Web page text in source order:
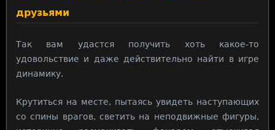
друзьями
Так вам удастся получить хоть какое-то
удовольствие и даже действительно найти в игре
динамику.
Крутиться на месте, пытаясь увидеть наступающих
со спины врагов, светить на неподвижные фигуры,